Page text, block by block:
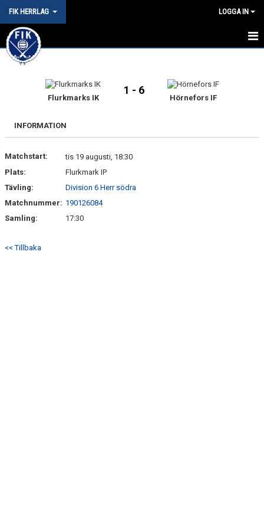
FIK HERRLAG LOGGA IN
HEM
MATCHER
TRUPPEN
BILDGALLERI
Flurkmarks IK
1 - 6
Hörnefors IF
INFORMATION
Matchstart:
tis 19 augusti, 18:30
Plats:
Flurkmark IP
Tävling:
Division 6 Herr södra
Matchnummer: 190126084
Samling:
17:30
<< Tillbaka